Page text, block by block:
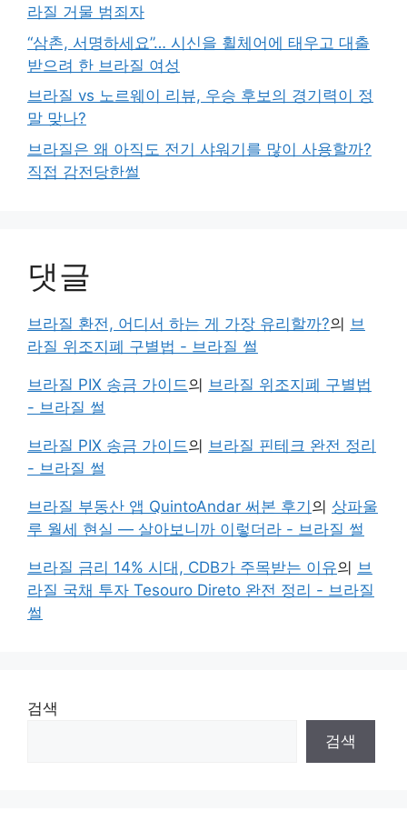
라질 거물 범죄자
“삼촌, 서명하세요”… 시신을 휠체어에 태우고 대출
받으려 한 브라질 여성
브라질 vs 노르웨이 리뷰, 우승 후보의 경기력이 정
말 맞나?
브라질은 왜 아직도 전기 샤워기를 많이 사용할까?
직접 감전당한썰
댓글
브라질 환전, 어디서 하는 게 가장 유리할까?의 브
라질 위조지폐 구별법 - 브라질 썰
브라질 PIX 송금 가이드의 브라질 위조지폐 구별법
- 브라질 썰
브라질 PIX 송금 가이드의 브라질 핀테크 완전 정리
- 브라질 썰
브라질 부동산 앱 QuintoAndar 써본 후기의 상파울
루 월세 현실 — 살아보니까 이렇더라 - 브라질 썰
브라질 금리 14% 시대, CDB가 주목받는 이유의 브
라질 국채 투자 Tesouro Direto 완전 정리 - 브라질
썰
검색
검색